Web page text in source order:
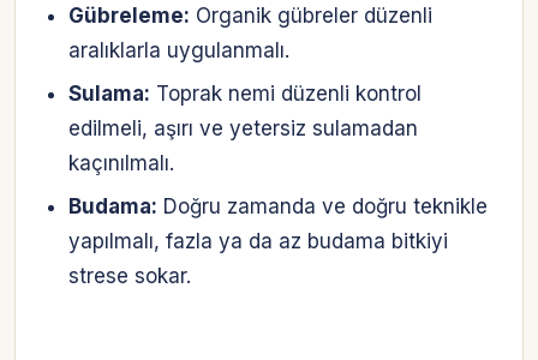
Gübreleme: Organik gübreler düzenli
aralıklarla uygulanmalı.
Sulama: Toprak nemi düzenli kontrol
edilmeli, aşırı ve yetersiz sulamadan
kaçınılmalı.
Budama: Doğru zamanda ve doğru teknikle
yapılmalı, fazla ya da az budama bitkiyi
strese sokar.